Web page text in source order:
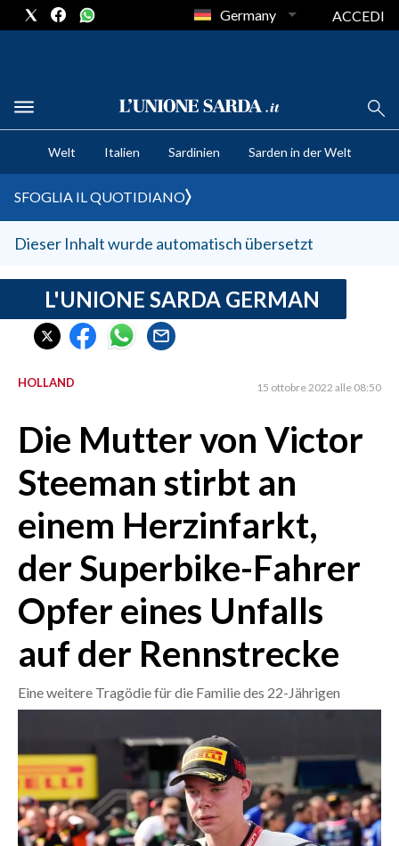
CRONACA SARDEGNA
CAGLIARI
SULCIS IGLESIENTE
MEDIO CAMPIDANO
SASSARI E PROVINCIA
GALLURA
NUORO E PROVINCIA
CRONACA
ITALIA
MONDO
POLITICA
ECONOMIA
SERVIZI ALLE IMPRESE
LAVORO
SPORT
RISULTATI E CLASSIFICHE
CALCIO
Germany ACCEDI
Welt Italien Sardinien Sarden in der Welt
SFOGLIA IL QUOTIDIANO
Dieser Inhalt wurde automatisch übersetzt
L'UNIONE SARDA GERMAN
HOLLAND 15 ottobre 2022 alle 08:50
Die Mutter von Victor
Steeman stirbt an
einem Herzinfarkt,
der Superbike-Fahrer
Opfer eines Unfalls
auf der Rennstrecke
Eine weitere Tragödie für die Familie des 22-Jährigen